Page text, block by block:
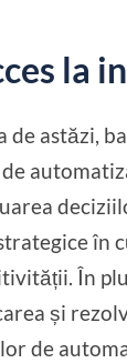
la
de astăzi,
de
în
În
și
de